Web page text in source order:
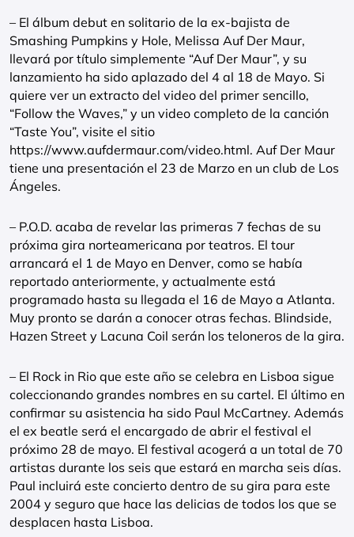
– El álbum debut en solitario de la ex-bajista de
Smashing Pumpkins y Hole, Melissa Auf Der Maur,
llevará por título simplemente “Auf Der Maur”, y su
lanzamiento ha sido aplazado del 4 al 18 de Mayo. Si
quiere ver un extracto del video del primer sencillo,
“Follow the Waves,” y un video completo de la canción
“Taste You”, visite el sitio
https://www.aufdermaur.com/video.html. Auf Der Maur
tiene una presentación el 23 de Marzo en un club de Los
Ángeles.
– P.O.D. acaba de revelar las primeras 7 fechas de su
próxima gira norteamericana por teatros. El tour
arrancará el 1 de Mayo en Denver, como se había
reportado anteriormente, y actualmente está
programado hasta su llegada el 16 de Mayo a Atlanta.
Muy pronto se darán a conocer otras fechas. Blindside,
Hazen Street y Lacuna Coil serán los teloneros de la gira.
– El Rock in Rio que este año se celebra en Lisboa sigue
coleccionando grandes nombres en su cartel. El último en
confirmar su asistencia ha sido Paul McCartney. Además
el ex beatle será el encargado de abrir el festival el
próximo 28 de mayo. El festival acogerá a un total de 70
artistas durante los seis que estará en marcha seis días.
Paul incluirá este concierto dentro de su gira para este
2004 y seguro que hace las delicias de todos los que se
desplacen hasta Lisboa.